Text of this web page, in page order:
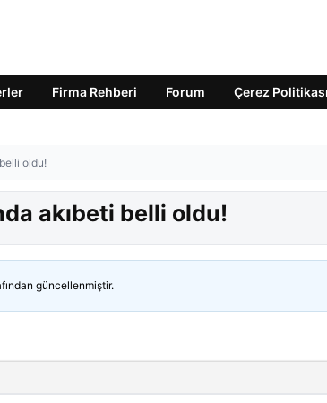
Firma Rehberi Forum Çerez Politikası
oldu!
akıbeti belli oldu!
güncellenmiştir.